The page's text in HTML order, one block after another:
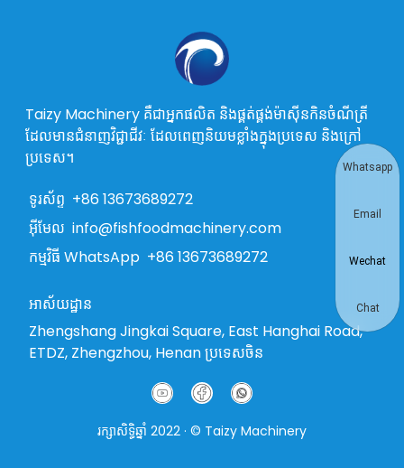
Taizy Machinery គឺជាអ្នកផលិត និងផ្គត់ផ្គង់ម៉ាស៊ីនកិនចំណីត្រី
ដែលមានជំនាញវិជ្ជាជីវៈ ដែលពេញនិយមខ្លាំងក្នុងប្រទេស និងក្រៅ
ប្រទេស។
ទូរស័ព្ទ +86 13673689272
អ៊ីមែល info@fishfoodmachinery.com
កម្មវិធី WhatsApp +86 13673689272
អាស័យដ្ឋាន
Zhengshang Jingkai Square, East Hanghai Road,
ETDZ, Zhengzhou, Henan ប្រទេសចិន
រក្សាសិទ្ធិឆ្នាំ 2022 · © Taizy Machinery
Whatsapp
Email
Wechat
Chat